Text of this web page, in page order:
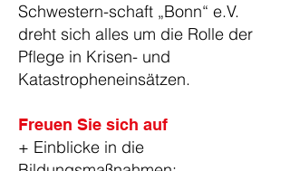
Schwestern-schaft „Bonn“ e.V.
dreht sich alles um die Rolle der
Pflege in Krisen- und
Katastropheneinsätzen.
Freuen Sie sich auf
+ Einblicke ​in die